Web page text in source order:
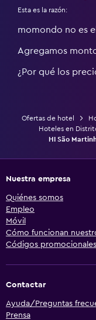
Esta es la razón:
momondo no es
Agregamos
¿Por qué los
Ofertas de hotel
Hoteles en
HI São
Nuestra empresa
Quiénes somos
Empleo
Móvil
Cómo funcionan
Códigos
Contactar
Ayuda/Preguntas
Prensa